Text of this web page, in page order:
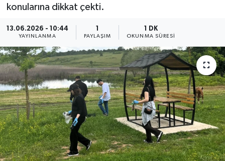
konularına dikkat çekti.
13.06.2026 - 10:44
YAYINLANMA PAYLAŞIM
1 DK
OKUNMA SÜRESI